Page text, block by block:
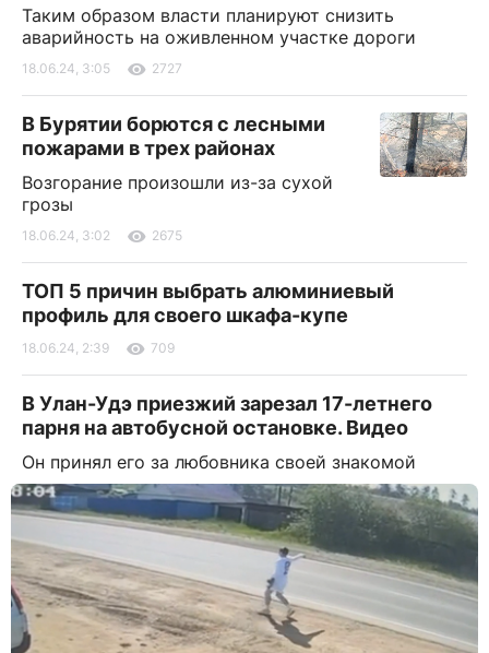
Таким образом власти планируют снизить
аварийность на оживленном участке дороги
18.06.24, 3:05 2727
В Бурятии борются с лесными
пожарами в трех районах
Возгорание произошли из-за сухой
грозы
18.06.24, 3:02 2675
ТОП 5 причин выбрать алюминиевый
профиль для своего шкафа-купе
18.06.24, 2:39 709
В Улан-Удэ приезжий зарезал 17-летнего
парня на автобусной остановке. Видео
Он принял его за любовника своей знакомой